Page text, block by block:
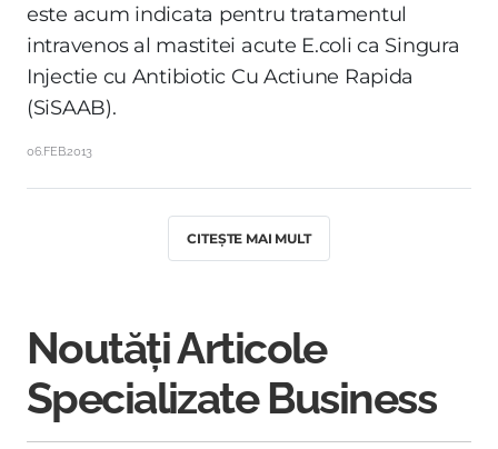
este acum indicata pentru tratamentul
intravenos al mastitei acute E.coli ca Singura
Injectie cu Antibiotic Cu Actiune Rapida
(SiSAAB).
06.FEB.2013
CITEȘTE MAI MULT
Noutăți Articole
Specializate Business